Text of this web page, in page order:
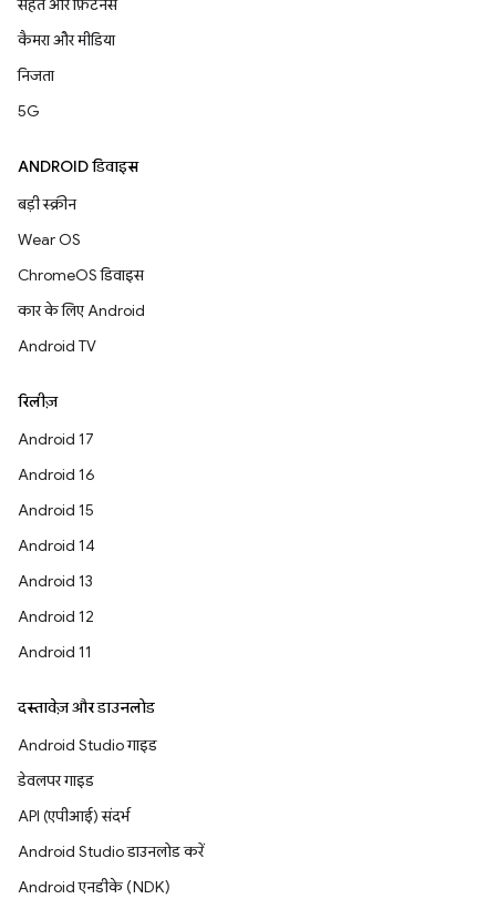
सेहत और फ़िटनेस
कैमरा और मीडिया
निजता
5G
ANDROID डिवाइस
बड़ी स्क्रीन
Wear OS
ChromeOS डिवाइस
कार के लिए Android
Android TV
रिलीज़
Android 17
Android 16
Android 15
Android 14
Android 13
Android 12
Android 11
दस्तावेज़ और डाउनलोड
Android Studio गाइड
डेवलपर गाइड
API (एपीआई) संदर्भ
Android Studio डाउनलोड करें
Android एनडीके (NDK)